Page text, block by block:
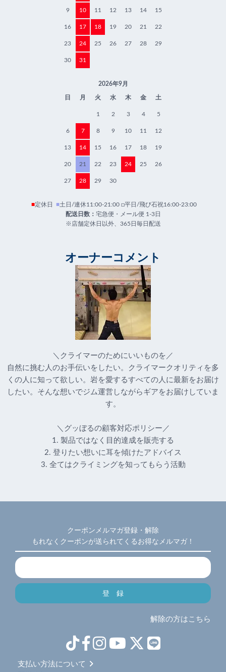
9 10 11 12 13 14 15
16 17 18 19 20 21 22
23 24 25 26 27 28 29
30 31
2026年9月
日 月 火 水 木 金 土
1 2 3 4 5
6 7 8 9 10 11 12
13 14 15 16 17 18 19
20 21 22 23 24 25 26
27 28 29 30
■定休日 ■土日/連休11:00-21:00 □平日/飛び石祝16:00-23:00
配送日数： 宅急便・メール便 1-3日
※店舗定休日以外、365日毎日配送
オーナーコメント
＼クライマーのためにいいものを／
自然に挑む人のお手伝いをしたい。クライマークオリティを多
くの人に知って欲しい。岩を愛するすべての人に最新をお届け
したい。そんな想いでジム運営しながらギアをお届けしていま
す。
＼グッぼるの顧客対応ポリシー／
1. 製品ではなく目的達成を販売する
2. 登りたい想いに耳を傾けたアドバイス
3. 全てはクライミングを知ってもらう活動
クーポンメルマガ登録・解除
もれなくクーポンが送られてくるお得なメルマガ！
解除の方はこちら
支払い方法について